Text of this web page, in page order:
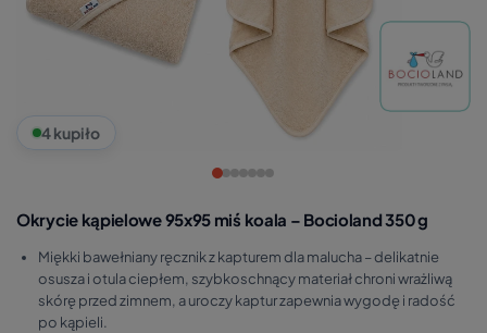
4 kupiło
Okrycie kąpielowe 95x95 miś koala – Bocioland 350 g
Miękki bawełniany ręcznik z kapturem dla malucha – delikatnie
osusza i otula ciepłem, szybkoschnący materiał chroni wrażliwą
skórę przed zimnem, a uroczy kaptur zapewnia wygodę i radość
po kąpieli.